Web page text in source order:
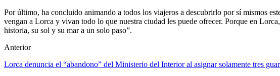
Por último, ha concluido animando a todos los viajeros a descubrirlo por sí mismos
vengan a Lorca y vivan todo lo que nuestra ciudad les puede ofrecer. Porque en
historia, su sol y su mar a un solo paso”.
Anterior
Lorca denuncia el “abandono” del Ministerio del Interior al asignar solamente tres